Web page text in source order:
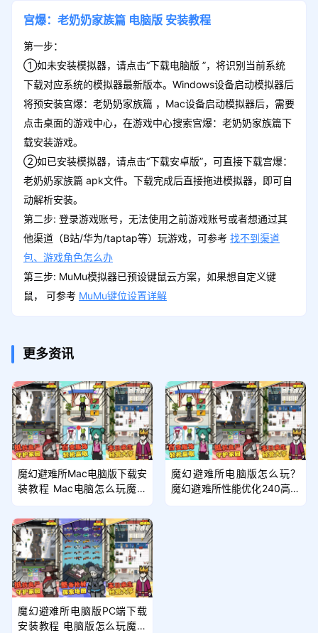
宫爆：老奶奶家族篇 电脑版 安装教程
第一步：
①如未安装模拟器，请点击“下载电脑版 ”，将识别当前系统
下载对应系统的模拟器最新版本。Windows设备启动模拟器后
将预安装宫爆：老奶奶家族篇 ，Mac设备启动模拟器后，需要
点击桌面的游戏中心，在游戏中心搜索宫爆：老奶奶家族篇下
载安装游戏。
②如已安装模拟器，请点击“下载安卓版”，可直接下载宫爆：
老奶奶家族篇 apk文件。下载完成后直接拖进模拟器，即可自
动解析安装。
第二步: 登录游戏账号，无法使用之前游戏账号或者想通过其
他渠道（B站/华为/taptap等）玩游戏，可参考 找不到渠道
包、游戏角色怎么办
第三步: MuMu模拟器已预设键鼠云方案，如果想自定义键
鼠， 可参考 MuMu键位设置详解
更多资讯
魔幻避难所Mac电脑版下载安
装教程 Mac电脑怎么玩魔幻
魔幻避难所电脑版怎么玩？
魔幻避难所性能优化240高帧
魔幻避难所电脑版PC端下载
安装教程 电脑版怎么玩魔幻